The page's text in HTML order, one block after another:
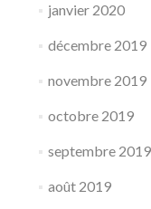
janvier 2020
décembre 2019
novembre 2019
octobre 2019
septembre 2019
août 2019